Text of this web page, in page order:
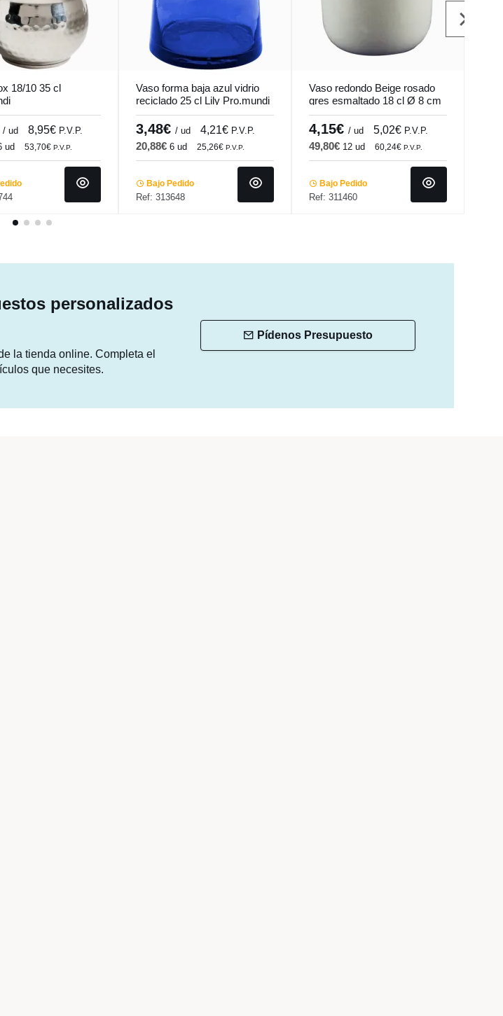
18/10 35 cl
/ ud 8,95€ P.V.P.
ud 53,70€ P.V.P.
Vaso forma baja azul vidrio
reciclado 25 cl Lily Pro.mundi
3,48€/ ud 4,21€ P.V.P.
20,88€6 ud 25,26€P.V.P.
Bajo Pedido
Ref: 313648
Vaso redondo Beige rosado
gres esmaltado 18 cl Ø 8 cm
Pearl Pro.mundi
4,15€/ ud 5,02€ P.V.P.
49,80€ 12 ud 60,24€P.V.P.
Bajo Pedido
Ref: 311460
personalizados
la tienda online. Completa el
que necesites.
Pídenos Presupuesto